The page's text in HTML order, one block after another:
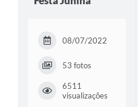
08/07/2022
53 fotos
6511
visualizações